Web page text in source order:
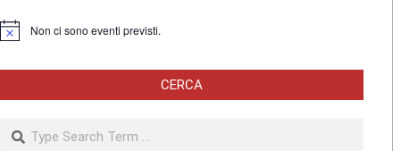
Notice Non ci sono eventi previsti.
CERCA
Search